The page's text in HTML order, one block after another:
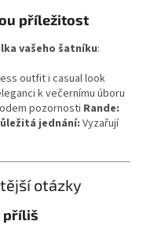
příležitost
vašeho šatníku:
outfit i casual look
k večernímu úboru
pozornosti Rande:
jednání: Vyzařují
otázky
příliš